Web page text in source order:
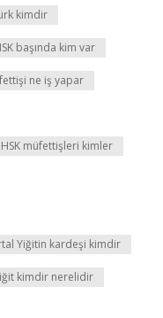
kimdir
başında kim var
ne iş yapar
HSK müfettişleri kimler
Yiğitin kardeşi kimdir
kimdir nerelidir